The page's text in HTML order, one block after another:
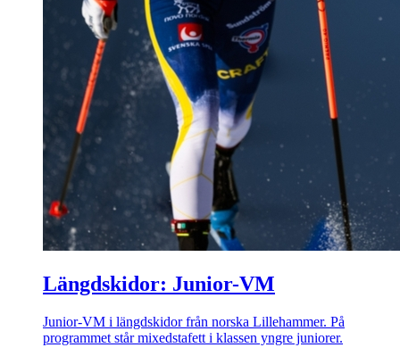
Längdskidor: Junior-VM
Junior-VM i längdskidor från norska Lillehammer. På
programmet står mixedstafett i klassen yngre juniorer.